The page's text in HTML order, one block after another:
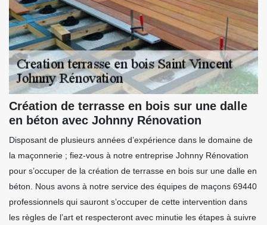
Création de terrasse en bois sur une dalle
en béton avec Johnny Rénovation
Disposant de plusieurs années d’expérience dans le domaine de
la maçonnerie ; fiez-vous à notre entreprise Johnny Rénovation
pour s’occuper de la création de terrasse en bois sur une dalle en
béton. Nous avons à notre service des équipes de maçons 69440
professionnels qui sauront s’occuper de cette intervention dans
les règles de l’art et respecteront avec minutie les étapes à suivre